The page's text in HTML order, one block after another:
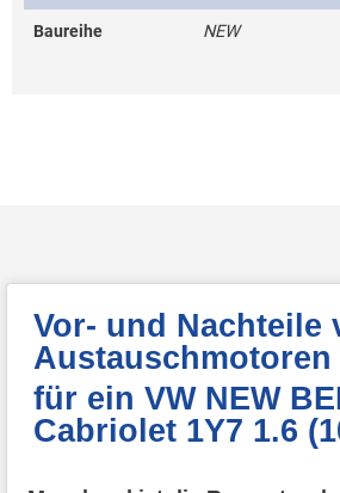
Baureihe NEW
Vor- und Nachteile
Austauschmotoren
für ein VW NEW
Cabriolet 1Y7 1.6